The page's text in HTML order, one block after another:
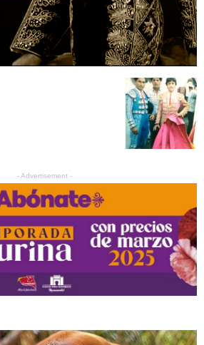
- Advertisement -